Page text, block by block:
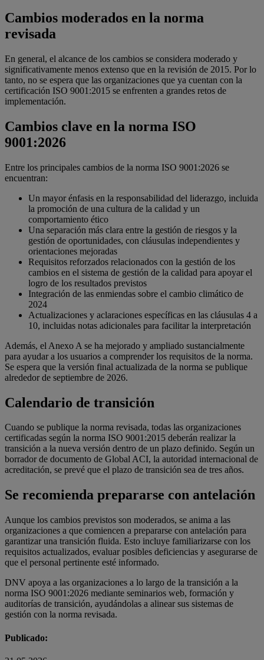
Cambios moderados en la norma
revisada
En general, el alcance de los cambios se considera moderado y
significativamente menos extenso que en la revisión de 2015. Por lo
tanto, no se espera que las organizaciones que ya cuentan con la
certificación ISO 9001:2015 se enfrenten a grandes retos de
implementación.
Cambios clave en la norma ISO
9001:2026
Entre los principales cambios de la norma ISO 9001:2026 se
encuentran:
Un mayor énfasis en la responsabilidad del liderazgo, incluida
la promoción de una cultura de la calidad y un
comportamiento ético
Una separación más clara entre la gestión de riesgos y la
gestión de oportunidades, con cláusulas independientes y
orientaciones mejoradas
Requisitos reforzados relacionados con la gestión de los
cambios en el sistema de gestión de la calidad para apoyar el
logro de los resultados previstos
Integración de las enmiendas sobre el cambio climático de
2024
Actualizaciones y aclaraciones específicas en las cláusulas 4 a
10, incluidas notas adicionales para facilitar la interpretación
Además, el Anexo A se ha mejorado y ampliado sustancialmente
para ayudar a los usuarios a comprender los requisitos de la norma.
Se espera que la versión final actualizada de la norma se publique
alrededor de septiembre de 2026.
Calendario de transición
Cuando se publique la norma revisada, todas las organizaciones
certificadas según la norma ISO 9001:2015 deberán realizar la
transición a la nueva versión dentro de un plazo definido. Según un
borrador de documento de Global ACI, la autoridad internacional de
acreditación, se prevé que el plazo de transición sea de tres años.
Se recomienda prepararse con antelación
Aunque los cambios previstos son moderados, se anima a las
organizaciones a que comiencen a prepararse con antelación para
garantizar una transición fluida. Esto incluye familiarizarse con los
requisitos actualizados, evaluar posibles deficiencias y asegurarse de
que el personal pertinente esté informado.
DNV apoya a las organizaciones a lo largo de la transición a la
norma ISO 9001:2026 mediante seminarios web, formación y
auditorías de transición, ayudándolas a alinear sus sistemas de
gestión con la norma revisada.
Publicado: